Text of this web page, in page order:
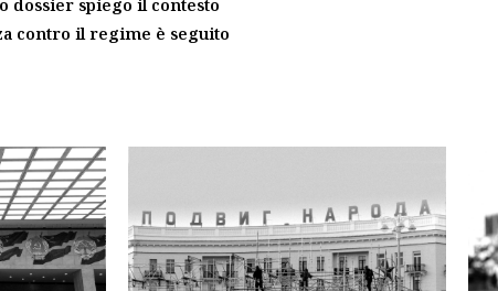
contro il regime è seguito